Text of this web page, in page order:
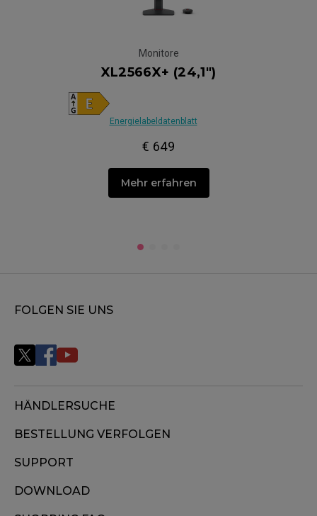
Monitore
XL2566X+ (24,1")
Energielabeldatenblatt
€ 649
Mehr erfahren
FOLGEN SIE UNS
HÄNDLERSUCHE
BESTELLUNG VERFOLGEN
SUPPORT
DOWNLOAD